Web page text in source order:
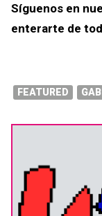
Síguenos en
enterarte de
FEATURED